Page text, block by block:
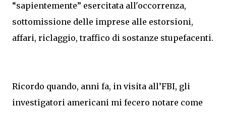
“sapientemente” esercitata all'occorrenza,
sottomissione delle imprese alle estorsioni,
affari, riclaggio, traffico di sostanze stupefacenti.
Ricordo quando, anni fa, in visita all’FBI, gli
investigatori americani mi fecero notare come